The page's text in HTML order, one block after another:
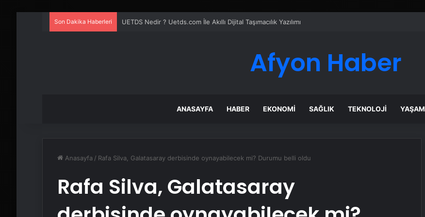
Son Dakika Haberleri Datahost İle Güvenilir Sunucu Hizmetleri
Afyon Haber
ANASAYFA HABER EKONOMI SAĞLIK TEKNOLOJI YAŞAM
Anasayfa / Rafa Silva, Galatasaray derbisinde oynayabilecek mi? Durumu belli oldu
Rafa Silva, Galatasaray